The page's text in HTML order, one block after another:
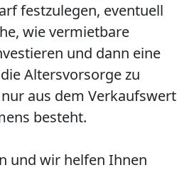
festzulegen, eventuell
wie vermietbare
und dann eine
Altersvorsorge zu
aus dem Verkaufswert
besteht.
und wir helfen Ihnen